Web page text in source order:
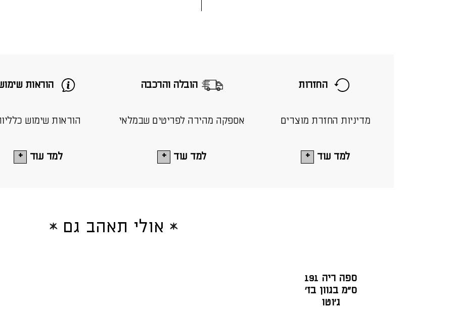
הוראות
הוראות שימוש
למד עוד
הובלה והרכבה
אספקה מהירה לפריטים שבמלאי
למד עוד
החזרות
מדיניות החזרת מוצרים
למד עוד
אולי תאהב גם
ספה ריה 191
ס"מ בגוון בז'
ג'וטו